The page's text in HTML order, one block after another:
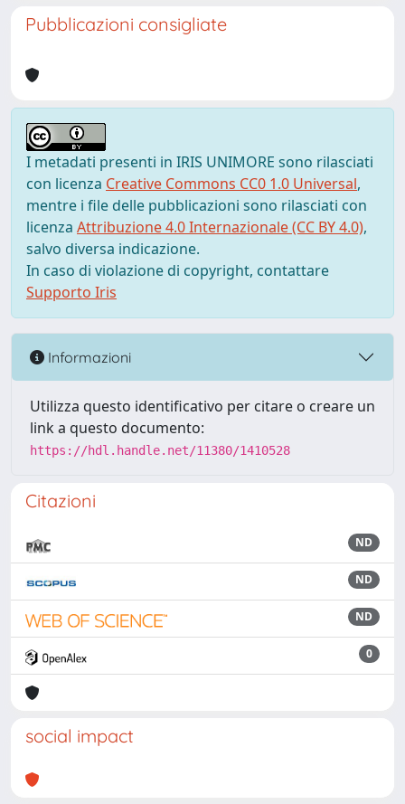
Pubblicazioni consigliate
I metadati presenti in IRIS UNIMORE sono rilasciati
con licenza Creative Commons CC0 1.0 Universal,
mentre i file delle pubblicazioni sono rilasciati con
licenza Attribuzione 4.0 Internazionale (CC BY 4.0),
salvo diversa indicazione.
In caso di violazione di copyright, contattare
Supporto Iris
Informazioni
Utilizza questo identificativo per citare o creare un
link a questo documento:
https://hdl.handle.net/11380/1410528
Citazioni
ND
ND
ND
0
social impact